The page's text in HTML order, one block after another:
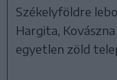
Székelyföldre
Hargita,
egyetlen zöld